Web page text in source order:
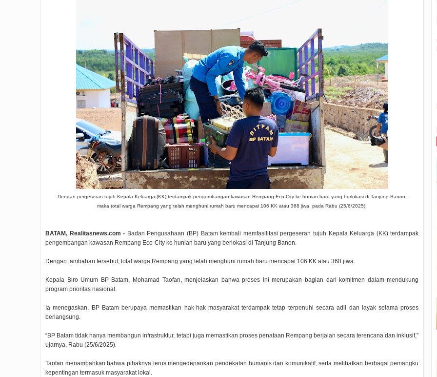
Dengan pergeseran tujuh Kepala Keluarga (KK) terdampak pengembangan kawasan Rempang Eco-City ke hunian baru yang berlokasi di Tanjung Banon,
maka total warga Rempang yang telah menghuni rumah baru mencapai 106 KK atau 368 jiwa, pada Rabu (25/6/2025).
BATAM, Realitasnews.com - Badan Pengusahaan (BP) Batam kembali memfasilitasi pergeseran tujuh Kepala Keluarga (KK) terdampak
pengembangan kawasan Rempang Eco-City ke hunian baru yang berlokasi di Tanjung Banon.
Dengan tambahan tersebut, total warga Rempang yang telah menghuni rumah baru mencapai 106 KK atau 368 jiwa.
Kepala Biro Umum BP Batam, Mohamad Taofan, menjelaskan bahwa proses ini merupakan bagian dari komitmen dalam mendukung
program prioritas nasional.
Ia menegaskan, BP Batam berupaya memastikan hak-hak masyarakat terdampak tetap terpenuhi secara adil dan layak selama proses
berlangsung.
“BP Batam tidak hanya membangun infrastruktur, tetapi juga memastikan proses penataan Rempang berjalan secara terencana dan inklusif,”
ujarnya, Rabu (25/6/2025).
Taofan menambahkan bahwa pihaknya terus mengedepankan pendekatan humanis dan komunikatif, serta melibatkan berbagai pemangku
kepentingan termasuk masyarakat lokal.